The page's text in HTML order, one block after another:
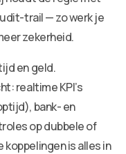
trail — zo werk je
zekerheid.
en geld.
realtime KPI’s
bank- en
op dubbele of
koppelingen is alles in